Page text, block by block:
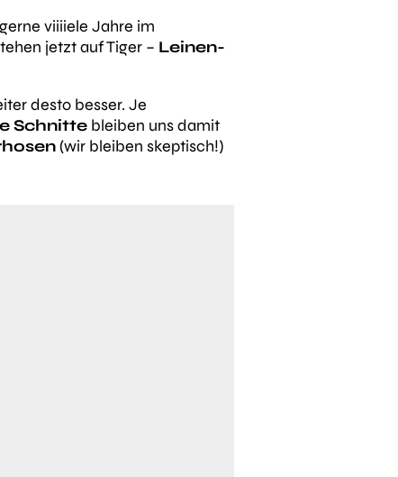
viiiiele Jahre im
jetzt auf Tiger – Leinen-
desto besser. Je
Schnitte bleiben uns damit
(wir bleiben skeptisch!)